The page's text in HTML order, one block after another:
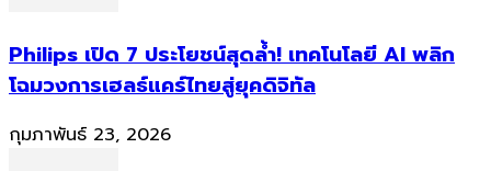
Philips เปิด 7 ประโยชน์สุดล้ำ! เทคโนโลยี AI พลิก
โฉมวงการเฮลธ์แคร์ไทยสู่ยุคดิจิทัล
กุมภาพันธ์ 23, 2026